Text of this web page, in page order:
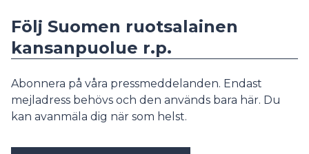
Följ Suomen ruotsalainen
kansanpuolue r.p.
Abonnera på våra pressmeddelanden. Endast
mejladress behövs och den används bara här. Du
kan avanmäla dig när som helst.